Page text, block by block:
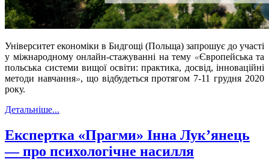
Університет економіки в Бидгощі (Польща) запрошує до участі
у міжнародному онлайн-стажуванні на тему «Європейська та
польська системи вищої освіти: практика, досвід, інноваційні
методи навчання», що відбудеться протягом 7-11грудня 2020
року.
Детальніше...
Експертка «Прагми» Інна Лук’янець
— про психологічне насилля